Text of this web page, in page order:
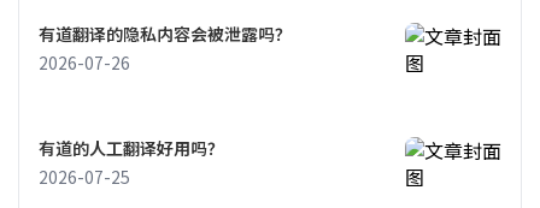
有道翻译的隐私内容会被泄露吗？
2026-07-26
有道的人工翻译好用吗？
2026-07-25